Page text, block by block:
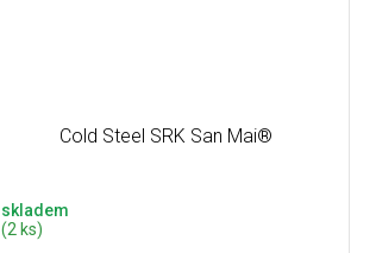
Cold Steel SRK San Mai®
skladem
(2 ks)